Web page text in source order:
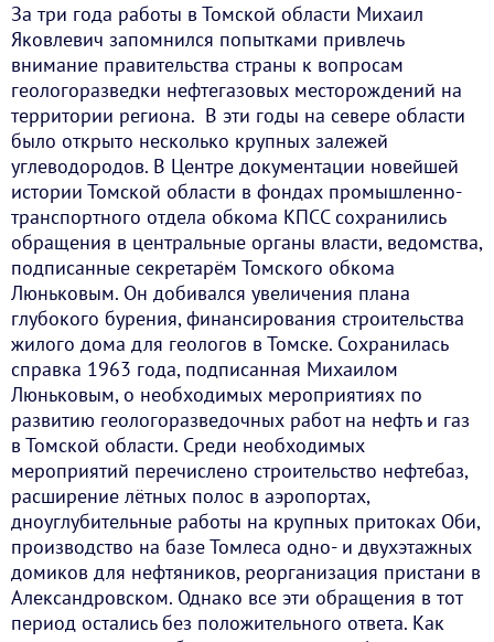
За три года работы в Томской области Михаил
Яковлевич запомнился попытками привлечь
внимание правительства страны к вопросам
геологоразведки нефтегазовых месторождений на
территории региона. В эти годы на севере области
было открыто несколько крупных залежей
углеводородов. В Центре документации новейшей
истории Томской области в фондах промышленно-
транспортного отдела обкома КПСС сохранились
обращения в центральные органы власти, ведомства,
подписанные секретарём Томского обкома
Люньковым. Он добивался увеличения плана
глубокого бурения, финансирования строительства
жилого дома для геологов в Томске. Сохранилась
справка 1963 года, подписанная Михаилом
Люньковым, о необходимых мероприятиях по
развитию геологоразведочных работ на нефть и газ
в Томской области. Среди необходимых
мероприятий перечислено строительство нефтебаз,
расширение лётных полос в аэропортах,
дноуглубительные работы на крупных притоках Оби,
производство на базе Томлеса одно- и двухэтажных
домиков для нефтяников, реорганизация пристани в
Александровском. Однако все эти обращения в тот
период остались без положительного ответа. Как